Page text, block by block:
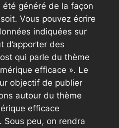
généré de la façon
Vous pouvez écrire
indiquées sur
d’apporter des
qui parle du thème
efficace ». Le
objectif de publier
autour du thème
efficace
peu, on rendra